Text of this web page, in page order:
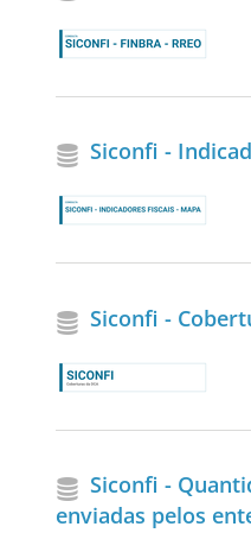
Siconfi -
Siconfi -
Siconfi -
enviadas pelos